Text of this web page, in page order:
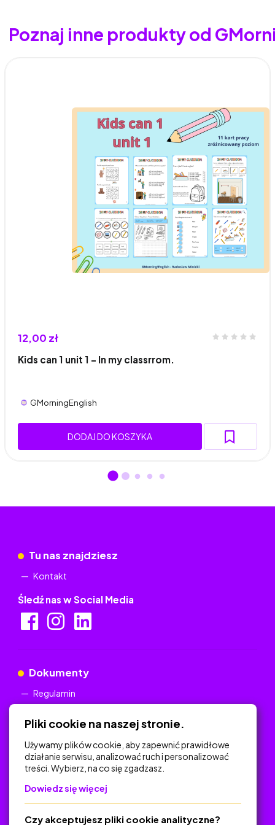
Poznaj inne produkty od
12,00 zł
Kids can 1 unit 1 - In my classrrom.
GMorningEnglish
DODAJ DO KOSZYKA
Tu nas znajdziesz
Kontakt
Śledź nas w Social Media
Dokumenty
Regulamin
Na skróty
Polityka Prywatności
Regulamin
Pliki cookie na naszej stronie.
Używamy plików cookie, aby zapewnić prawidłowe
działanie serwisu, analizować ruch i personalizować
treści. Wybierz, na co się zgadzasz.
Dowiedz się więcej
Czy akceptujesz pliki cookie analityczne?